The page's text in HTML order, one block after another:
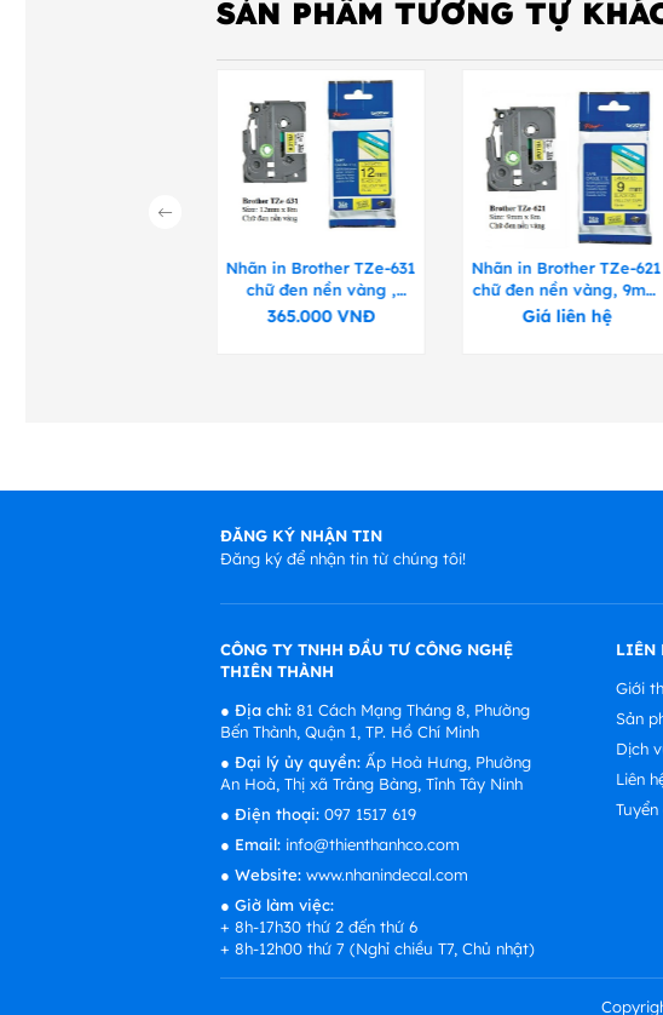
SẢN PHẨM TƯƠNG TỰ
Nhãn in Brother TZe-631
chữ đen nền vàng ,
12mm x 8m
365.000VNĐ
Nhãn in Brother TZe-621
chữ đen nền vàng, 9mm
x 8m
Giá liên hệ
ĐĂNG KÝ NHẬN TIN
Đăng ký để nhận tin từ chúng tôi!
CÔNG TY TNHH ĐẦU TƯ CÔNG NGHỆ
THIÊN THÀNH
● Địa chỉ: 81 Cách Mạng Tháng 8, Phường
Bến Thành, Quận 1, TP. Hồ Chí Minh
● Đại lý ủy quyền: Ấp Hoà Hưng, Phường
An Hoà, Thị xã Trảng Bàng, Tỉnh Tây Ninh
● Điện thoại: 097 1517 619
● Email: info@thienthanhco.com
● Website: www.nhanindecal.com
● Giờ làm việc:
+ 8h-17h30 thứ 2 đến thứ 6
+ 8h-12h00 thứ 7 (Nghỉ chiều T7, Chủ nhật)
LIÊN
Giới
Sản
Dịch
Liên